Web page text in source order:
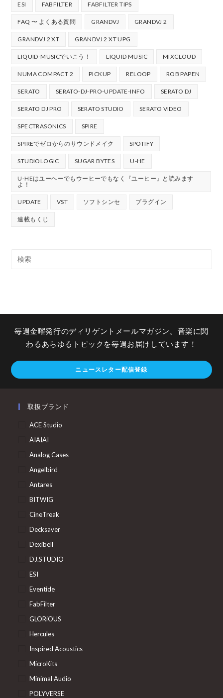
ESI FABFILTER FABFILTER TIPS
FAQ 〜 よくある質問 GRANDVJ GRANDVJ 2
GRANDVJ 2 XT GRANDVJ 2 XT UPG
LIQUID-MUSICでいこう！ LIQUID MUSIC MIXCLOUD
NUMA COMPACT 2 PICKUP RELOOP ROB PAPEN
SERATO SERATO-DJ-PRO-UPDATE-INFO SERATO DJ
SERATO DJ PRO SERATO STUDIO SERATO VIDEO
SPECTRASONICS SPIRE
SPIREでゼロからのサウンドメイク SPOTIFY
STUDIOLOGIC SUGAR BYTES U-HE
U-HEはユーヘーでもウーヒーでもなく『ユーヒー』と読みます
よ！
UPDATE VST ソフトシンセ プラグイン
連載もくじ
毎週金曜発行のディリゲントメールマガジン。音楽に関
わるあらゆるトピックを毎週お届けしています！
ニュースレター配信登録
取扱ブランド
ACE Studio
AIAIAI
Analog Cases
Angelbird
Antares
BITWIG
CineTreak
Decksaver
Dexibell
DJ.STUDIO
ESI
Eventide
FabFilter
GLORiOUS
Hercules
Inspired Acoustics
MicroKits
Minimal Audio
POLYVERSE